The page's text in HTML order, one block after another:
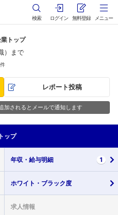
検索 ログイン 無料登録 メニュー
トップ
）まで
件
レポート投稿
加されるとメールで通知します
トップ
年収・ 給与明細 1
ホワイト・ ブラック度
求人情報